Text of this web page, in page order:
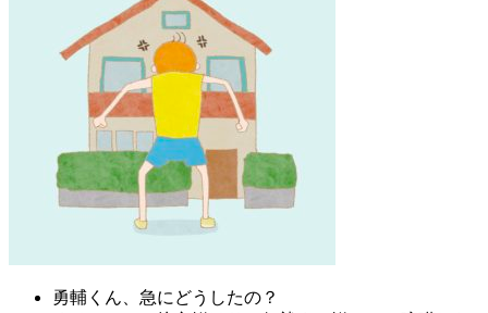
勇輔くん、急にどうしたの？